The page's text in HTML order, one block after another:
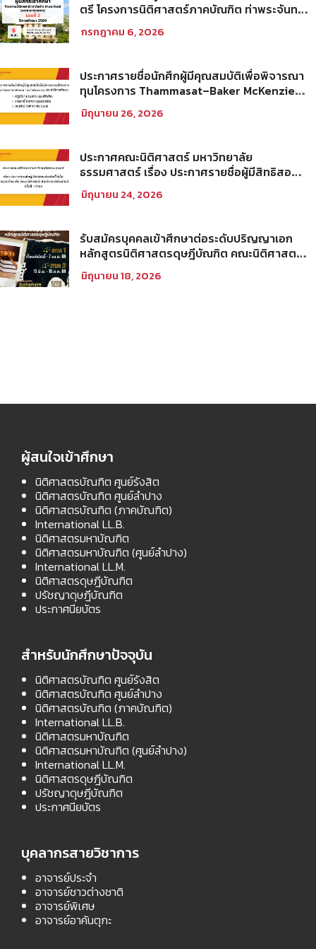
ตรี โครงการนิติศาสตร์ภาคบัณฑิต ท่าพระจันทร์
ศึกษา 2569 รอบที่ 2
กรกฎาคม 6, 2026
ประกาศรายชื่อนักศึกผู้มีคุณสมบัติเพื่อพิจารณา
ทุนโครงการ Thammasat–Baker McKenzie
Tax Fellowship ประจำปีการศึกษา 2569
มิถุนายน 26, 2026
ประกาศคณะนิติศาสตร์ มหาวิทยาลัย
ธรรมศาสตร์ เรื่อง ประกาศรายชื่อผู้มีสิทธิสอบ
คัดเลือกให้เป็นพนักงานมหาวิทยาลัย (คณะ
นิติศาสตร์) สายวิชาการประเภทนักวิจัย ครั้งที่
มิถุนายน 24, 2026
รับสมัครบุคคลเข้าศึกษาต่อระดับปริญญาเอก
หลักสูตรนิติศาสตรดุษฎีบัณฑิต คณะนิติศาสตร์
มหาวิทยาลัยธรรมศาสตร์ ประจำภาคการศึกษา
ที่ 2 ปีการศึกษา 2569
มิถุนายน 18, 2026
ผู้สนใจเข้าศึกษา
นิติศาสตรบัณฑิต ศูนย์รังสิต
นิติศาสตรบัณฑิต ศูนย์ลำปาง
นิติศาสตรบัณฑิต (ภาคบัณฑิต)
International LL.B.
นิติศาสตรมหาบัณฑิต
นิติศาสตรมหาบัณฑิต (ศูนย์ลำปาง)
International LL.M.
นิติศาสตรดุษฎีบัณฑิต
ปรัชญาดุษฎีบัณฑิต
ประกาศนียบัตร
สำหรับนักศึกษาปัจจุบัน
นิติศาสตรบัณฑิต ศูนย์รังสิต
นิติศาสตรบัณฑิต ศูนย์ลำปาง
นิติศาสตรบัณฑิต (ภาคบัณฑิต)
International LL.B.
นิติศาสตรมหาบัณฑิต
นิติศาสตรมหาบัณฑิต (ศูนย์ลำปาง)
International LL.M.
นิติศาสตรดุษฎีบัณฑิต
ปรัชญาดุษฎีบัณฑิต
ประกาศนียบัตร
บุคลากรสายวิชาการ
อาจารย์ประจำ
อาจารย์ชาวต่างชาติ
อาจารย์พิเศษ
อาจารย์อาคันตุกะ